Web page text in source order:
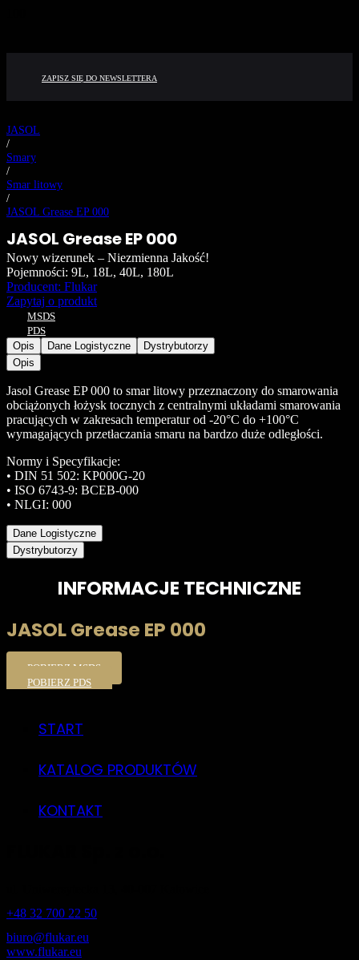
ZAPISZ SIĘ DO NEWSLETTERA
JASOL
/
Smary
/
Smar litowy
/
JASOL Grease EP 000
JASOL Grease EP 000
Nowy wizerunek – Niezmienna Jakość!
Pojemności: 9L, 18L, 40L, 180L
Producent: Flukar
Zapytaj o produkt
MSDS
PDS
Opis
Dane Logistyczne
Dystrybutorzy
Opis
Jasol Grease EP 000 to smar litowy przeznaczony do smarowania
obciążonych łożysk tocznych z centralnymi układami smarowania
pracujących w zakresach temperatur od -20°C do +100°C
wymagających przetłaczania smaru na bardzo duże odległości.
Normy i Specyfikacje:
• DIN 51 502: KP000G-20
• ISO 6743-9: BCEB-000
• NLGI: 000
Dane Logistyczne
Dystrybutorzy
INFORMACJE TECHNICZNE
JASOL Grease EP 000
POBIERZ MSDS
POBIERZ PDS
START
KATALOG PRODUKTÓW
KONTAKT
+48 32 700 22 50
biuro@flukar.eu
www.flukar.eu